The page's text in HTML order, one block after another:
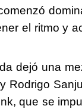
el ritmo y
dejó una
Rodrigo
que se